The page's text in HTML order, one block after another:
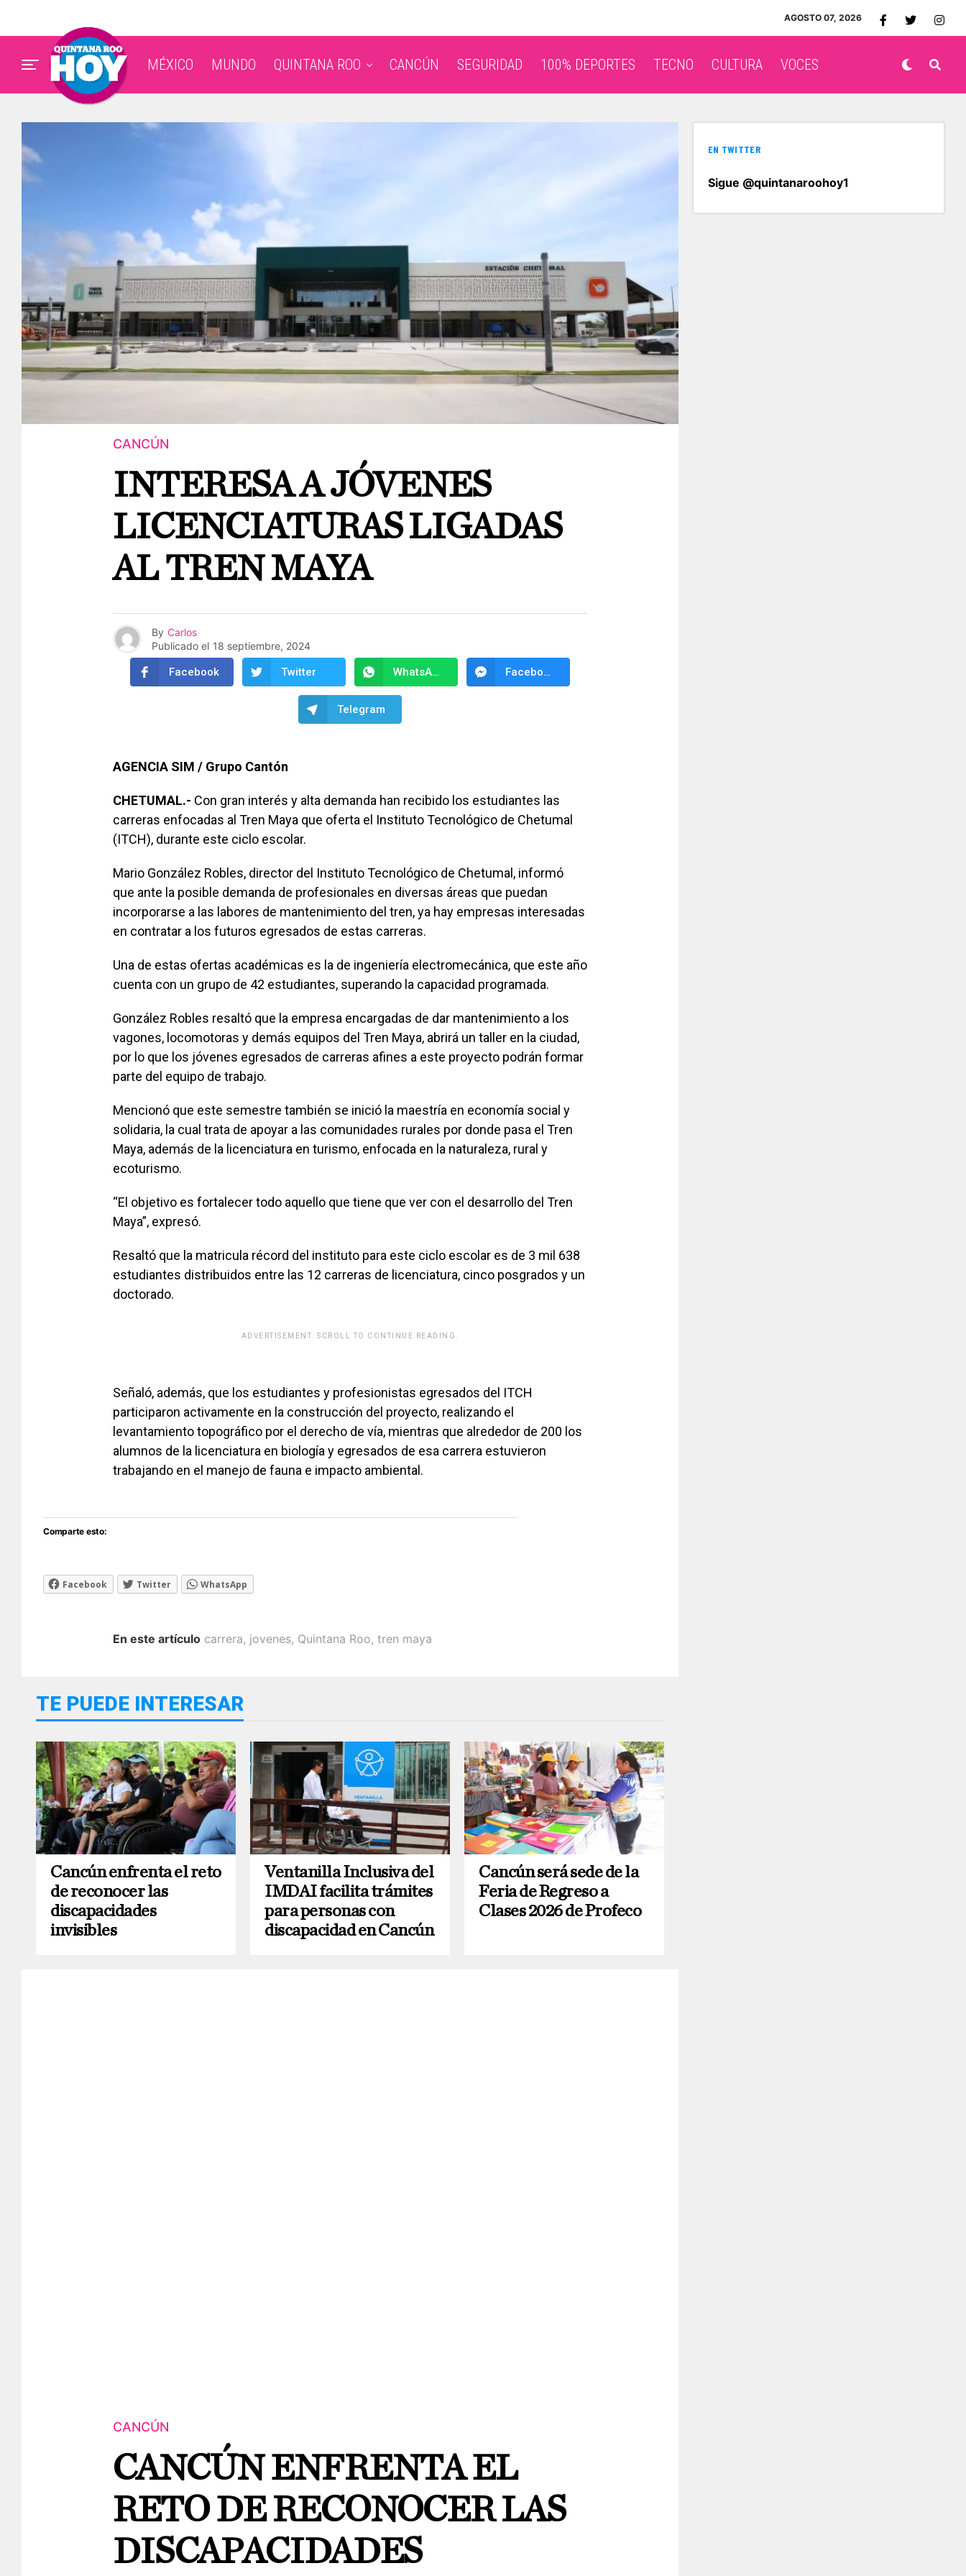
AGOSTO 07, 2026
MÉXICO MUNDO QUINTANA ROO CANCÚN SEGURIDAD 100% DEPORTES TECNO CULTURA VOCES
CANCÚN
INTERESA A JÓVENES
LICENCIATURAS LIGADAS
AL TREN MAYA
By Carlos
Publicado el 18 septiembre, 2024
Facebook Twitter WhatsApp Facebook Messenger
Telegram
AGENCIA SIM / Grupo Cantón
CHETUMAL.- Con gran interés y alta demanda han recibido los estudiantes las
carreras enfocadas al Tren Maya que oferta el Instituto Tecnológico de Chetumal
(ITCH), durante este ciclo escolar.
Mario González Robles, director del Instituto Tecnológico de Chetumal, informó
que ante la posible demanda de profesionales en diversas áreas que puedan
incorporarse a las labores de mantenimiento del tren, ya hay empresas interesadas
en contratar a los futuros egresados de estas carreras.
Una de estas ofertas académicas es la de ingeniería electromecánica, que este año
cuenta con un grupo de 42 estudiantes, superando la capacidad programada.
González Robles resaltó que la empresa encargadas de dar mantenimiento a los
vagones, locomotoras y demás equipos del Tren Maya, abrirá un taller en la ciudad,
por lo que los jóvenes egresados de carreras afines a este proyecto podrán formar
parte del equipo de trabajo.
Mencionó que este semestre también se inició la maestría en economía social y
solidaria, la cual trata de apoyar a las comunidades rurales por donde pasa el Tren
Maya, además de la licenciatura en turismo, enfocada en la naturaleza, rural y
ecoturismo.
“El objetivo es fortalecer todo aquello que tiene que ver con el desarrollo del Tren
Maya”, expresó.
Resaltó que la matricula récord del instituto para este ciclo escolar es de 3 mil 638
estudiantes distribuidos entre las 12 carreras de licenciatura, cinco posgrados y un
doctorado.
ADVERTISEMENT. SCROLL TO CONTINUE READING.
Señaló, además, que los estudiantes y profesionistas egresados del ITCH
participaron activamente en la construcción del proyecto, realizando el
levantamiento topográfico por el derecho de vía, mientras que alrededor de 200 los
alumnos de la licenciatura en biología y egresados de esa carrera estuvieron
trabajando en el manejo de fauna e impacto ambiental.
Comparte esto:
Facebook Twitter WhatsApp
En este artículo carrera, jovenes, Quintana Roo, tren maya
TE PUEDE INTERESAR
Cancún enfrenta el reto
de reconocer las
discapacidades
invisibles
Ventanilla Inclusiva del
IMDAI facilita trámites
para personas con
discapacidad en Cancún
Cancún será sede de la
Feria de Regreso a
Clases 2026 de Profeco
CANCÚN
CANCÚN ENFRENTA EL
RETO DE RECONOCER LAS
DISCAPACIDADES
EN TWITTER
Sigue @quintanaroohoy1